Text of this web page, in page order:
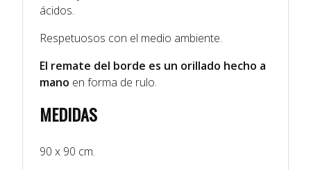
ácidos.
Respetuosos con el medio ambiente.
El remate del borde es un orillado hecho a
mano en forma de rulo.
MEDIDAS
90 x 90 cm.